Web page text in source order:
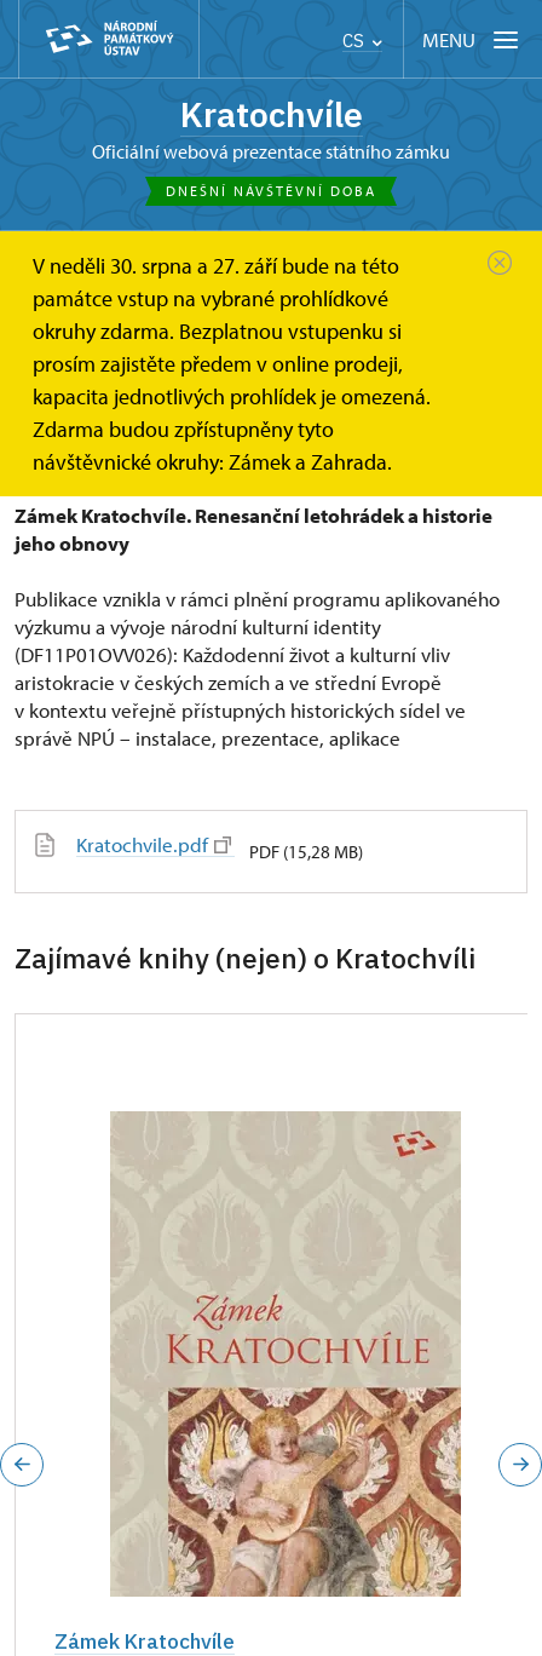
CS MENU
Kratochvíle
oficiální webová prezentace státního zámku
DNEŠNÍ NÁVŠTĚVNÍ DOBA
V neděli 30. srpna a 27. září bude na této
památce vstup na vybrané prohlídkové
okruhy zdarma. Bezplatnou vstupenku si
prosím zajistěte předem v online prodeji,
kapacita jednotlivých prohlídek je omezená.
Zdarma budou zpřístupněny tyto
návštěvnické okruhy: Zámek a Zahrada.
Kratochvíle O zámku Knihy o Kratochvíli
Knihy o Kratochvíli
Kde najdete historické souvislosti o renesanční
Kratochvíli.
Zámek Kratochvíle. Renesanční letohrádek a historie
jeho obnovy
Publikace vznikla v rámci plnění programu aplikovaného
výzkumu a vývoje národní kulturní identity
(DF11P01OVV026): Každodenní život a kulturní vliv
aristokracie v českých zemích a ve střední Evropě
v kontextu veřejně přístupných historických sídel ve
správě NPÚ – instalace, prezentace, aplikace
Kratochvile.pdf PDF (15,28 MB)
Zajímavé knihy (nejen) o Kratochvíli
Zámek Kratochvíle